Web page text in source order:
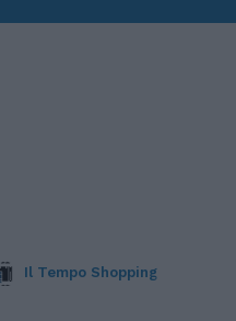
Il Tempo Shopping